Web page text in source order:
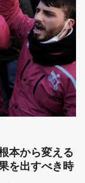
本から変える
を出すべき時